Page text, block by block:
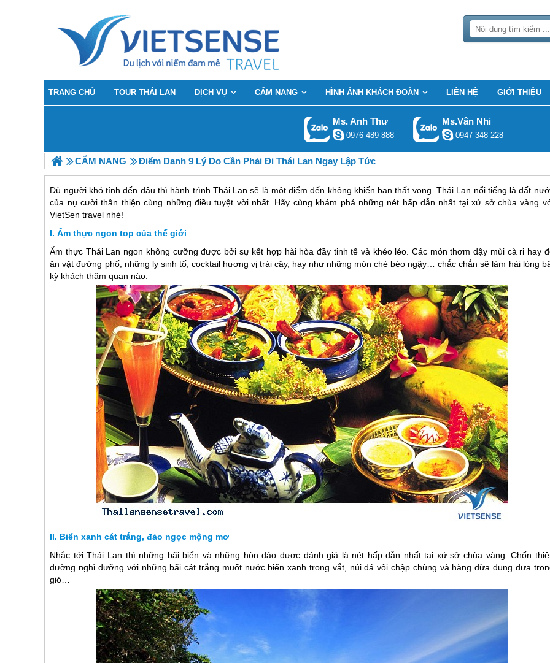
TRANG CHỦ TOUR THÁI LAN DỊCH VỤ CẨM NANG HÌNH ẢNH KHÁCH ĐOÀN LIÊN HỆ GIỚI THIỆU
Ms. Anh Thư
0976 489 888
Ms.Vân Nhi
0947 348 228
CẨM NANG Điểm Danh 9 Lý Do Cần Phải Đi Thái Lan Ngay Lập Tức
Dù người khó tính đến đâu thì hành trình Thái Lan sẽ là một điểm đến không khiến bạn thất vọng. Thái Lan nổi tiếng là đất
của nụ cười thân thiện cùng những điều tuyệt vời nhất. Hãy cùng khám phá những nét hấp dẫn nhất tại xứ sở chùa vàng
VietSen travel nhé!
Ẩm thực ngon top của thế giới
Ẩm thực Thái Lan ngon không cưỡng được bởi sự kết hợp hài hòa đầy tinh tế và khéo léo. Các món thơm dậy mùi cà ri hay
ăn vặt đường phố, những ly sinh tố, cocktail hương vị trái cây, hay như những món chè béo ngậy… chắc chắn sẽ làm hài lòng
kỳ khách thăm quan nào.
Biển xanh cát trắng, đảo ngọc mộng mơ
Nhắc tớiThái Lan thì những bãi biển và những hòn đảo được đánh giá là nét hấp dẫn nhất tại xứ sở chùa vàng. Chốn
đường nghỉ dưỡng với những bãi cát trắng muốt nước biển xanh trong vắt, núi đá vôi chập chùng và hàng dừa đung đưa
gió…